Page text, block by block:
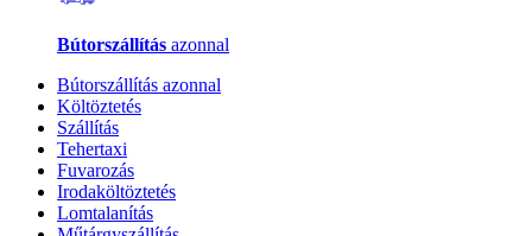
Bútorszállítás azonnal
Bútorszállítás azonnal
Költöztetés
Szállítás
Tehertaxi
Fuvarozás
Irodaköltöztetés
Lomtalanítás